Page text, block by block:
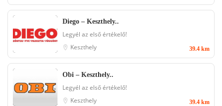
Diego – Keszthely..
Legyél az első értékelő!
Keszthely
39.4 km
Obi – Keszthely..
Legyél az első értékelő!
Keszthely
39.4 km